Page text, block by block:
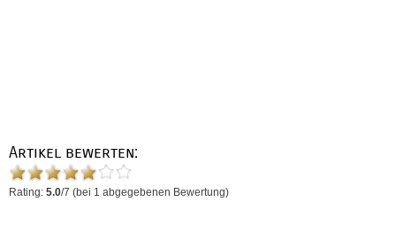
Artikel bewerten:
Rating: 5.0/7 (bei 1 abgegebenen Bewertung)